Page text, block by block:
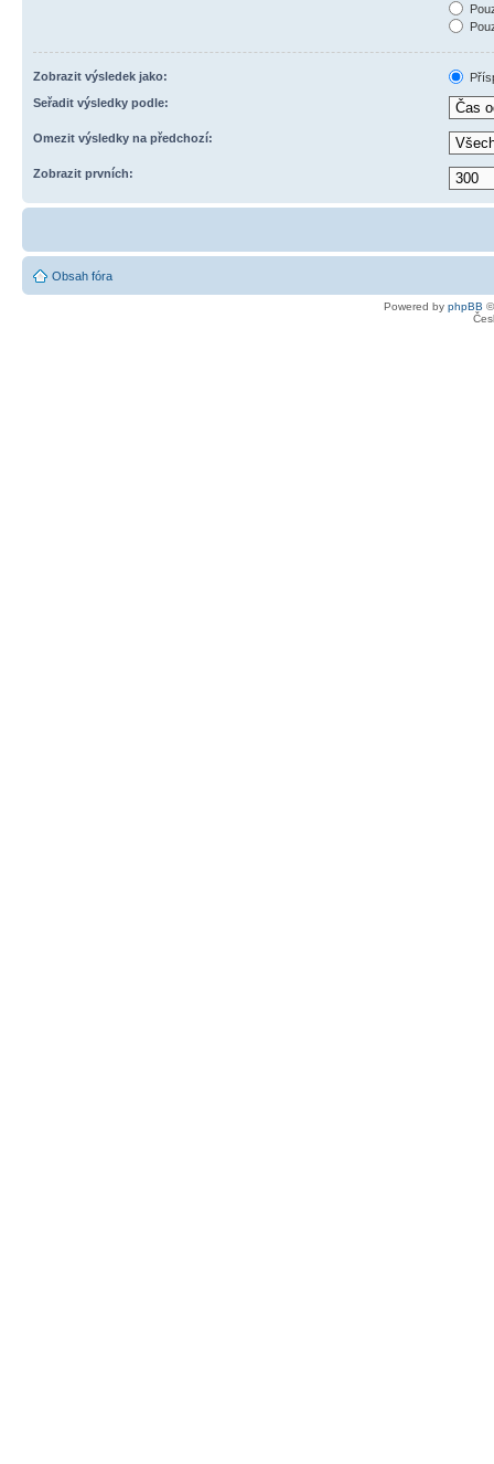
Zobrazit výsledek jako:
Seřadit výsledky podle:
Omezit výsledky na předchozí:
Zobrazit prvních:
Obsah fóra
Powered by phpBB